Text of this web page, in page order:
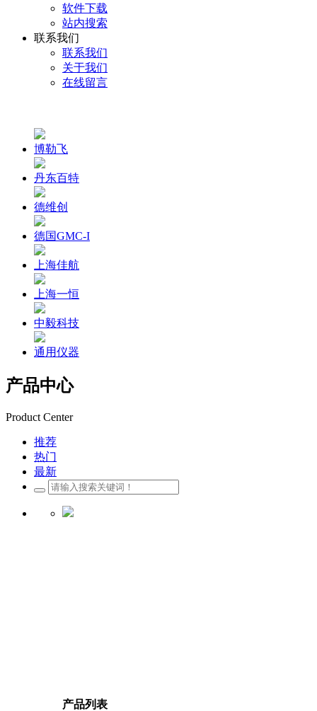
软件下载
站内搜索
联系我们
联系我们
关于我们
在线留言
博勒飞
丹东百特
德维创
德国GMC-I
上海佳航
上海一恒
中毅科技
通用仪器
产品中心
Product Center
推荐
热门
最新
产品列表